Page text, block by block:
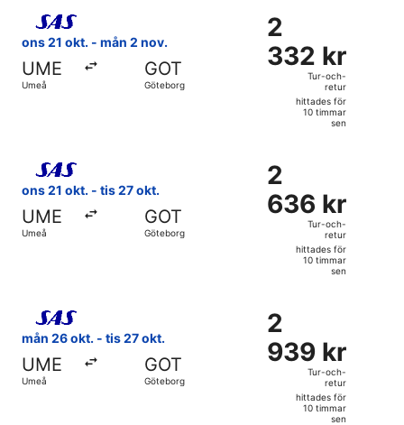
ons 21 okt. - mån 2 nov.
UME
Umeå
GOT
Göteborg
2
332 kr
Tur-
retur,
hittades
timmar
sen
2
332 kr
Tur-och-
retur
hittades för
10 timmar
sen
Välj flyg med Scandinavian Airlines, med avresa ons
ons 21 okt. - tis 27 okt.
UME
Umeå
GOT
Göteborg
2
636 kr
Tur-
retur,
hittades
timmar
sen
2
636 kr
Tur-och-
retur
hittades för
10 timmar
sen
Välj flyg med Scandinavian Airlines, med avresa ons
mån 26 okt. - tis 27 okt.
UME
Umeå
GOT
Göteborg
2
939 kr
Tur-
retur,
hittades
2
939 kr
Tur-och-
retur
hittades för
10 timmar
sen
Välj flyg med Scandinavian Airlines, med avresa mån